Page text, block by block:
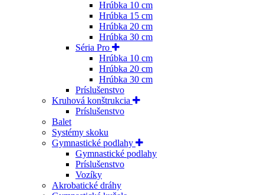
Hrúbka 10 cm
Hrúbka 15 cm
Hrúbka 20 cm
Hrúbka 30 cm
Séria Pro
Hrúbka 10 cm
Hrúbka 20 cm
Hrúbka 30 cm
Príslušenstvo
Kruhová konštrukcia
Príslušenstvo
Balet
Systémy skoku
Gymnastické podlahy
Gymnastické podlahy
Príslušenstvo
Vozíky
Akrobatické dráhy